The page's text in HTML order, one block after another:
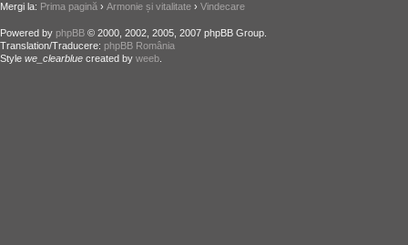
Mergi la: Prima pagină › Armonie și vitalitate › Vindecare
Powered by phpBB © 2000, 2002, 2005, 2007 phpBB Group.
Translation/Traducere: phpBB România
Style we_clearblue created by weeb